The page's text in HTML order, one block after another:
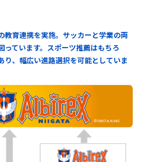
教育連携を実施。サッカーと学業の両
ています。スポーツ推薦はもちろ
り、幅広い進路選択を可能としていま